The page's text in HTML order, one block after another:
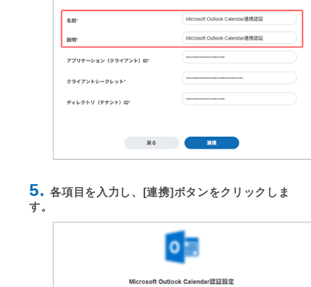
5.各項目を入力し、[連携]ボタンをクリックしま
す。